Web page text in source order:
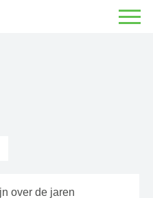
over de jaren